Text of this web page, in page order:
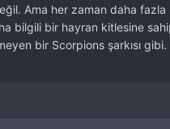
Ama her zaman daha fazla
bilgili bir hayran kitlesine
bir Scorpions şarkısı